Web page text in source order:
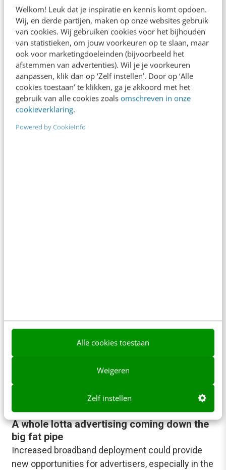
Welkom! Leuk dat je inspiratie en kennis komt opdoen.
Wij, en derde partijen, maken op onze websites gebruik
van cookies. Wij gebruiken cookies voor het bijhouden
van statistieken, om jouw voorkeuren op te slaan, maar
ook voor marketingdoeleinden (bijvoorbeeld het
afstemmen van advertenties). Wil je je voorkeuren
aanpassen, klik dan op ‘Zelf instellen’. Door op ‘Alle
cookies toestaan’ te klikken, ga je akkoord met het
gebruik van alle cookies zoals omschreven in onze
cookieverklaring.
Powered by CookieInfo
Alle cookies toestaan
Weigeren
Zelf instellen
Meer weten
Volgens de management consultants van Cap
Gemini doen autofabrikanten er beter aan hun
budgetten te besteden aan direct marketing dan
aan tv-commercials.…
Frank Janssen
MARKETING
A whole lotta advertising coming down the
big fat pipe
Increased broadband deployment could provide
new opportunities for advertisers, especially in the